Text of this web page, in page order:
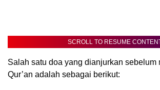
SCROLL TO RESUME
Salah satu doa yang dianjurkan sebelum
Qur’an adalah sebagai berikut: